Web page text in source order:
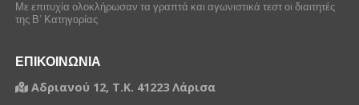
Με επιτυχία ολοκλήρωσαν τα γραπτά και αγωνιστικά τεστ οι διαιτητές
της Β’ Κατηγορίας
ΕΠΙΚΟΙΝΩΝΙΑ
Αδριανού 12, Τ.Κ. 41223 Λάρισα